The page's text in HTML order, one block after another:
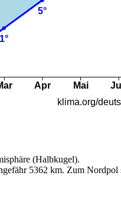
(Halbkugel).
5362 km. Zum Nordpol